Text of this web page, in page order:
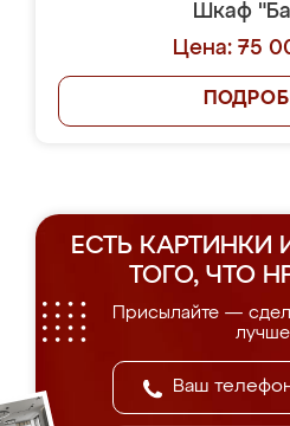
Шкаф
Цена: 75
ЕСТЬ КАРТИНКИ
ТОГО, ЧТО
Присылайте —